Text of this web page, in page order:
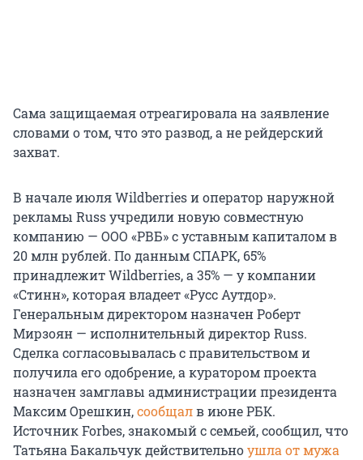
Сама защищаемая отреагировала на заявление
словами о том, что это развод, а не рейдерский
захват.
В начале июля Wildberries и оператор наружной
рекламы Russ учредили новую совместную
компанию — ООО «РВБ» с уставным капиталом в
20 млн рублей. По данным СПАРК, 65%
принадлежит Wildberries, а 35% — у компании
«Стинн», которая владеет «Русс Аутдор».
Генеральным директором назначен Роберт
Мирзоян — исполнительный директор Russ.
Сделка согласовывалась с правительством и
получила его одобрение, а куратором проекта
назначен замглавы администрации президента
Максим Орешкин,сообщалв июне РБК.
Источник Forbes, знакомый с семьей, сообщил, что
Татьяна Бакальчук действительноушла от мужа